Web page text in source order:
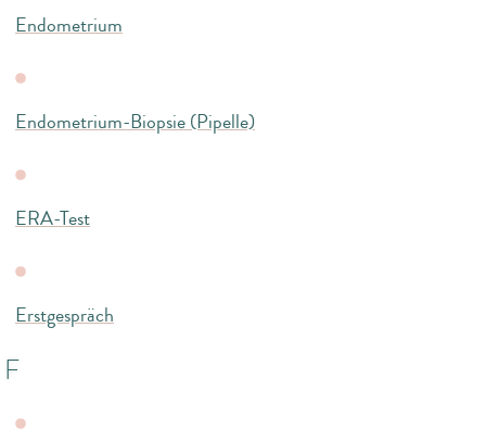
Endometrium
Endometrium-Biopsie (Pipelle)
ERA-Test
Erstgespräch
F